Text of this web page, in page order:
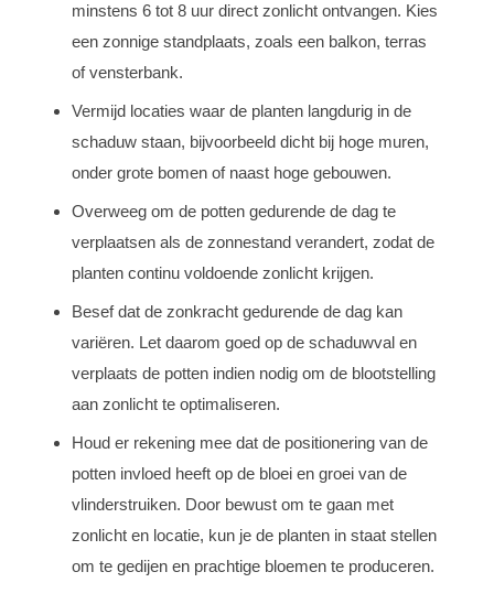
minstens 6 tot 8 uur direct zonlicht ontvangen. Kies
een zonnige standplaats, zoals een balkon, terras
of vensterbank.
Vermijd locaties waar de planten langdurig in de
schaduw staan, bijvoorbeeld dicht bij hoge muren,
onder grote bomen of naast hoge gebouwen.
Overweeg om de potten gedurende de dag te
verplaatsen als de zonnestand verandert, zodat de
planten continu voldoende zonlicht krijgen.
Besef dat de zonkracht gedurende de dag kan
variëren. Let daarom goed op de schaduwval en
verplaats de potten indien nodig om de blootstelling
aan zonlicht te optimaliseren.
Houd er rekening mee dat de positionering van de
potten invloed heeft op de bloei en groei van de
vlinderstruiken. Door bewust om te gaan met
zonlicht en locatie, kun je de planten in staat stellen
om te gedijen en prachtige bloemen te produceren.